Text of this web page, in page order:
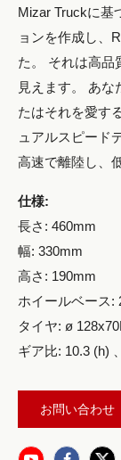
Mizar Truckに基
ョンを作成し、
た。 それは高品
見えます。 あ
たはそれを愛す
ュアルスピード
高速で離陸し、
仕様:
長さ: 460mm
幅: 330mm
高さ: 190mm
ホイールベース:
タイヤ: ø
ギア比: 10.3 (h)
お問い合わせ